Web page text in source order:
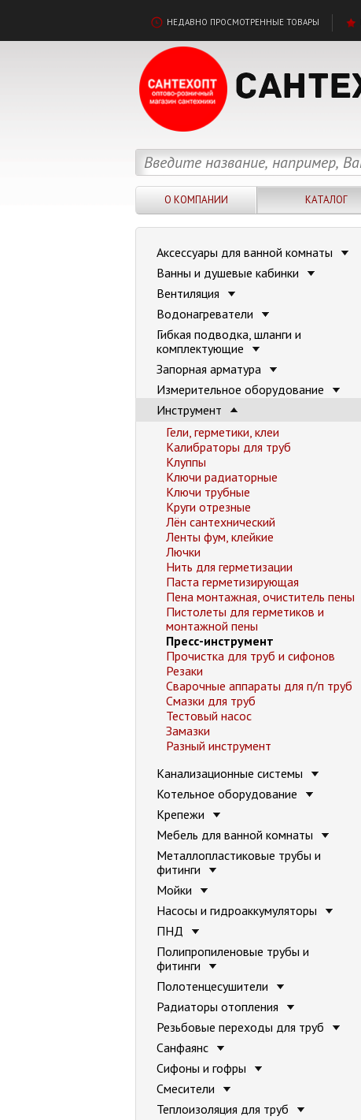
НЕДАВНО ПРОСМОТРЕННЫЕ ТОВАРЫ
О КОМПАНИИ КАТАЛОГ
Аксессуары для ванной комнаты
Ванны и душевые кабинки
Вентиляция
Водонагреватели
Гибкая подводка, шланги и
комплектующие
Запорная арматура
Измерительное оборудование
Инструмент
Гели, герметики, клеи
Калибраторы для труб
Клуппы
Ключи радиаторные
Ключи трубные
Круги отрезные
Лён сантехнический
Ленты фум, клейкие
Лючки
Нить для герметизации
Паста герметизирующая
Пена монтажная, очиститель пены
Пистолеты для герметиков и
монтажной пены
Пресс-инструмент
Прочистка для труб и сифонов
Резаки
Сварочные аппараты для п/п труб
Смазки для труб
Тестовый насос
Замазки
Разный инструмент
Канализационные системы
Котельное оборудование
Крепежи
Мебель для ванной комнаты
Металлопластиковые трубы и
фитинги
Мойки
Насосы и гидроаккумуляторы
ПНД
Полипропиленовые трубы и
фитинги
Полотенцесушители
Радиаторы отопления
Резьбовые переходы для труб
Санфаянс
Сифоны и гофры
Смесители
Теплоизоляция для труб